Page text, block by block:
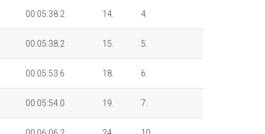
00:05:38.2 14. 4.
00:05:38.2 15. 5.
00:05:53.6 18. 6.
00:05:54.0 19. 7.